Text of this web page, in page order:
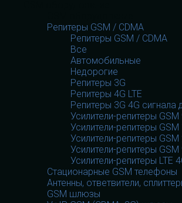
Репитеры GSM / CDMA
Репитеры GSM / CDMA
Все
Автомобильные
Недорогие
Репитеры 3G
Репитеры 4G LTE
Репитеры 3G 4G сигнала
Усилители-репитеры
Усилители-репитеры
Усилители-репитеры
Усилители-репитеры
Усилители-репитеры LTE
Стационарные GSM телефоны
Антенны, ответвители,
GSM шлюзы